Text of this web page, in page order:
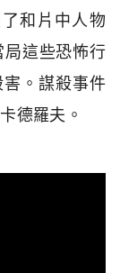
和片中人物
這些恐怖行
。謀殺事件
德羅夫。